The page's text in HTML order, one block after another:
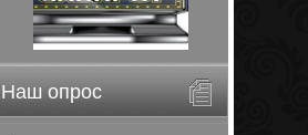
Наш опрос